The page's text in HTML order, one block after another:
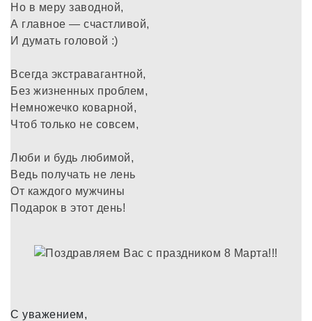
Но в меру заводной,
А главное — счастливой,
И думать головой :)
Всегда экстравагантной,
Без жизненных проблем,
Немножечко коварной,
Чтоб только не совсем,
Люби и будь любимой,
Ведь получать не лень
От каждого мужчины
Подарок в этот день!
С уважением,